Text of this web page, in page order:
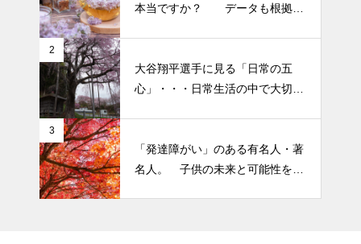
ずかしぃ～ (〃ﾉωﾉ)
「食生活習慣の改善」が今年の
テーマです。
本当ですか？ データも根拠も
2
大谷翔平選手に見る「日常の五
心」・・・日常生活の中で大切
3
「発達障がい」のある有名人・著
名人。 子供の未来と可能性を秘